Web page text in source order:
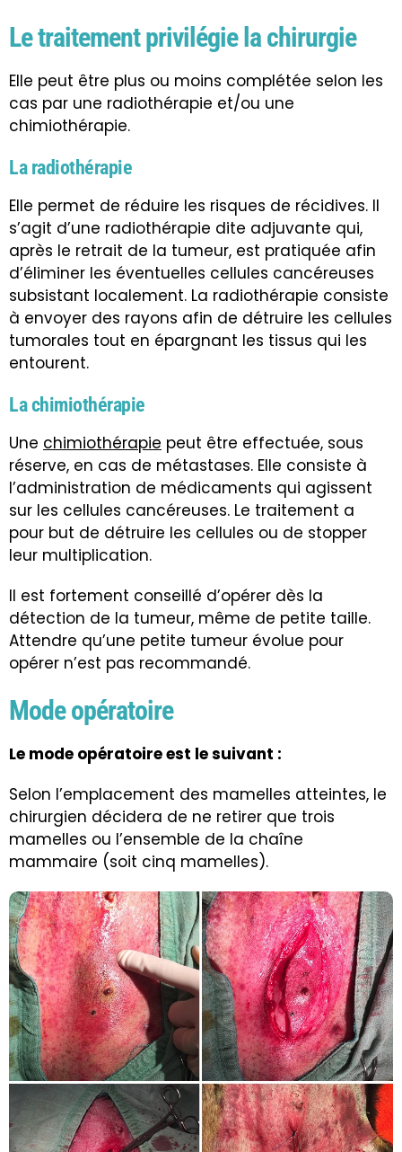
Le traitement privilégie la chirurgie
Elle peut être plus ou moins complétée selon les
cas par une radiothérapie et/ou une
chimiothérapie.
La radiothérapie
Elle permet de réduire les risques de récidives. Il
s’agit d’une radiothérapie dite adjuvante qui,
après le retrait de la tumeur, est pratiquée afin
d’éliminer les éventuelles cellules cancéreuses
subsistant localement. La radiothérapie consiste
à envoyer des rayons afin de détruire les cellules
tumorales tout en épargnant les tissus qui les
entourent.
La chimiothérapie
Une chimiothérapie peut être effectuée, sous
réserve, en cas de métastases. Elle consiste à
l’administration de médicaments qui agissent
sur les cellules cancéreuses. Le traitement a
pour but de détruire les cellules ou de stopper
leur multiplication.
Il est fortement conseillé d’opérer dès la
détection de la tumeur, même de petite taille.
Attendre qu’une petite tumeur évolue pour
opérer n’est pas recommandé.
Mode opératoire
Le mode opératoire est le suivant :
Selon l’emplacement des mamelles atteintes, le
chirurgien décidera de ne retirer que trois
mamelles ou l’ensemble de la chaîne
mammaire (soit cinq mamelles).